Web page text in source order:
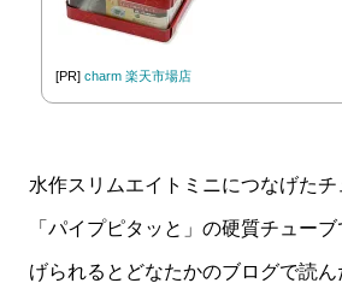
[PR]charm 楽天市場店
水作スリムエイトミニにつなげた
「パイプピタッと」の硬質チュー
げられるとどなたかのブログで読